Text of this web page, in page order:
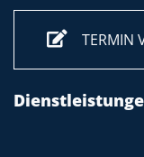
TERMIN